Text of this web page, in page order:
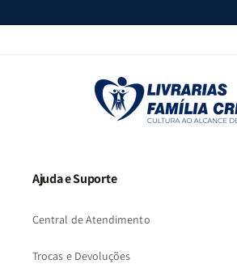
Ajuda e Suporte
Central de Atendimento
Trocas e Devoluções